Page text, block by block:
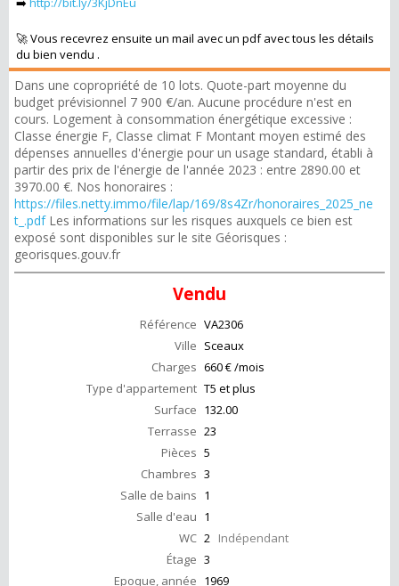
🚀 Vous recevrez ensuite un mail avec un pdf avec tous les détails
du bien vendu .
Dans une copropriété de 10 lots. Quote-part moyenne du
budget prévisionnel 7 900 €/an. Aucune procédure n'est en
cours. Logement à consommation énergétique excessive :
Classe énergie F, Classe climat F Montant moyen estimé des
dépenses annuelles d'énergie pour un usage standard, établi à
partir des prix de l'énergie de l'année 2023 : entre 2890.00 et
3970.00 €. Nos honoraires :
https://files.netty.immo/file/lap/169/8s4Zr/honoraires_2025_ne
t_.pdfLes informations sur les risques auxquels ce bien est
exposé sont disponibles sur le site Géorisques :
georisques.gouv.fr
Vendu
Référence VA2306
Ville Sceaux
Charges 660 € /mois
Type d'appartement T5 et plus
Surface 132.00
Terrasse 23
Pièces 5
Chambres 3
Salle de bains 1
Salle d'eau 1
WC 2 Indépendant
Étage 3
Epoque, année 1969